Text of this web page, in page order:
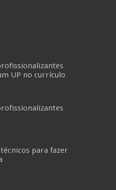
UP no currículo
para fazer